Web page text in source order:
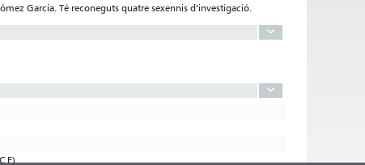
García. Té reconeguts quatre sexennis d’investigació.
F)